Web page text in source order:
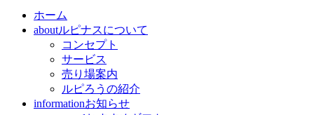
ホーム
aboutルピナスについて
コンセプト
サービス
売り場案内
ルピろうの紹介
informationお知らせ